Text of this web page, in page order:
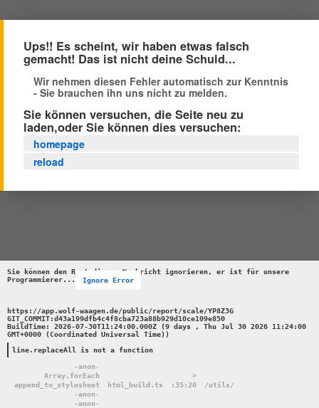
Ups!! Es scheint, wir haben etwas falsch
gemacht! Das ist nicht deine Schuld...
Wir nehmen diesen Fehler automatisch zur Kenntnis
- Sie brauchen ihn uns nicht zu melden.
Sie können versuchen, die Seite neu zu
laden,oder Sie können dies versuchen:
homepage
reload
Sie können den Rest dieser Nachricht ignorieren, er ist für unsere
Programmierer...
Ignore Error
https://app.wolf-waagen.de/public/report/scale/YP8Z3G
GIT_COMMIT:d43a199dfb4c4f8cba723a88b929d10ce109e850
BuildTime: 2026-07-30T11:24:00.000Z (9 days , Thu Jul 30 2026 11:24:00
GMT+0000 (Coordinated Universal Time))
line.replaceAll is not a function
-anon-
Array.forEach
>
append_to_stylesheet
html_build.ts :35:20
/utils/
-anon-
-anon-